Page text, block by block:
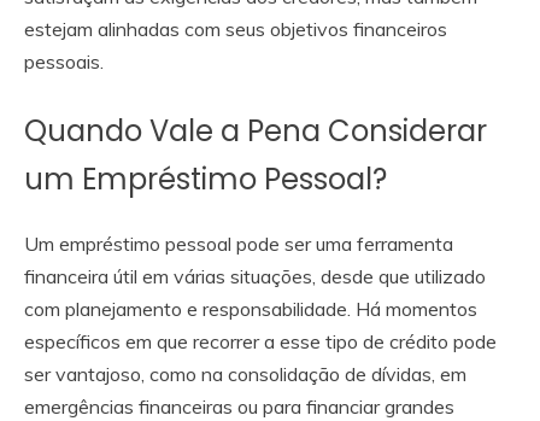
estejam alinhadas com seus objetivos financeiros
pessoais.
Quando Vale a Pena Considerar
um Empréstimo Pessoal?
Um empréstimo pessoal pode ser uma ferramenta
financeira útil em várias situações, desde que utilizado
com planejamento e responsabilidade. Há momentos
específicos em que recorrer a esse tipo de crédito pode
ser vantajoso, como na consolidação de dívidas, em
emergências financeiras ou para financiar grandes